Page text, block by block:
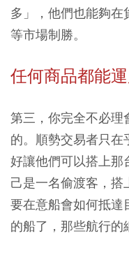
多」，他們也能夠在
等市場制勝。
任何商品都能
第三，你完全不必理
的。順勢交易者只在
好讓他們可以搭上那
己是一名偷渡客，搭
要在意船會如何抵達
的船了，那些航行的